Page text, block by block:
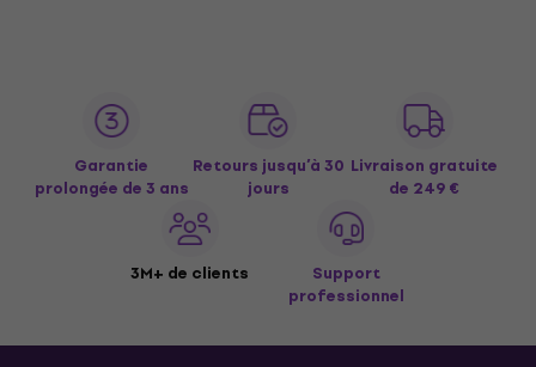
Garantie
prolongée de 3 ans
Retours jusqu’à 30
jours
Livraison gratuite
de 249 €
3M+ de clients
Support
professionnel